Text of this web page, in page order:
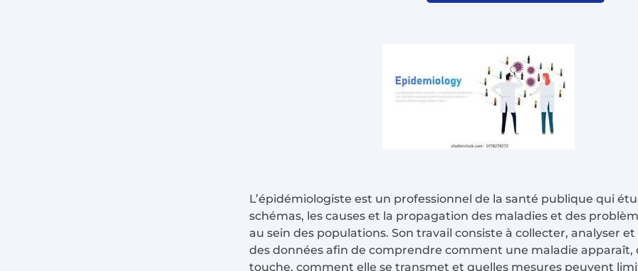
L’épidémiologiste est un professionnel de la santé publique qui
schémas, les causes et la propagation des maladies et des
au sein des populations. Son travail consiste à collecter, analyser
des données afin de comprendre comment une maladie apparaît,
touche, comment elle se transmet et quelles mesures peuvent